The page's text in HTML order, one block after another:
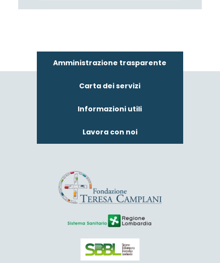
Amministrazione trasparente
Carta dei servizi
Informazioni utili
Lavora con noi